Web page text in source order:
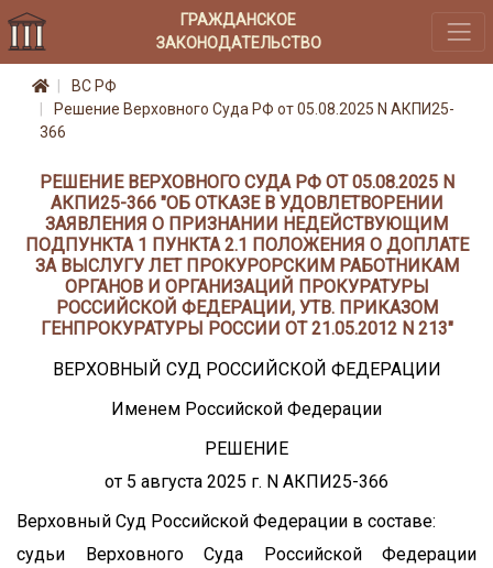
ГРАЖДАНСКОЕ
ЗАКОНОДАТЕЛЬСТВО
ВС РФ
Решение Верховного Суда РФ от 05.08.2025 N АКПИ25-
366
РЕШЕНИЕ ВЕРХОВНОГО СУДА РФ ОТ 05.08.2025 N
АКПИ25-366 "ОБ ОТКАЗЕ В УДОВЛЕТВОРЕНИИ
ЗАЯВЛЕНИЯ О ПРИЗНАНИИ НЕДЕЙСТВУЮЩИМ
ПОДПУНКТА 1 ПУНКТА 2.1 ПОЛОЖЕНИЯ О ДОПЛАТЕ
ЗА ВЫСЛУГУ ЛЕТ ПРОКУРОРСКИМ РАБОТНИКАМ
ОРГАНОВ И ОРГАНИЗАЦИЙ ПРОКУРАТУРЫ
РОССИЙСКОЙ ФЕДЕРАЦИИ, УТВ. ПРИКАЗОМ
ГЕНПРОКУРАТУРЫ РОССИИ ОТ 21.05.2012 N 213"
ВЕРХОВНЫЙ СУД РОССИЙСКОЙ ФЕДЕРАЦИИ
Именем Российской Федерации
РЕШЕНИЕ
от 5 августа 2025 г. N АКПИ25-366
Верховный Суд Российской Федерации в составе:
судьи Верховного Суда Российской Федерации